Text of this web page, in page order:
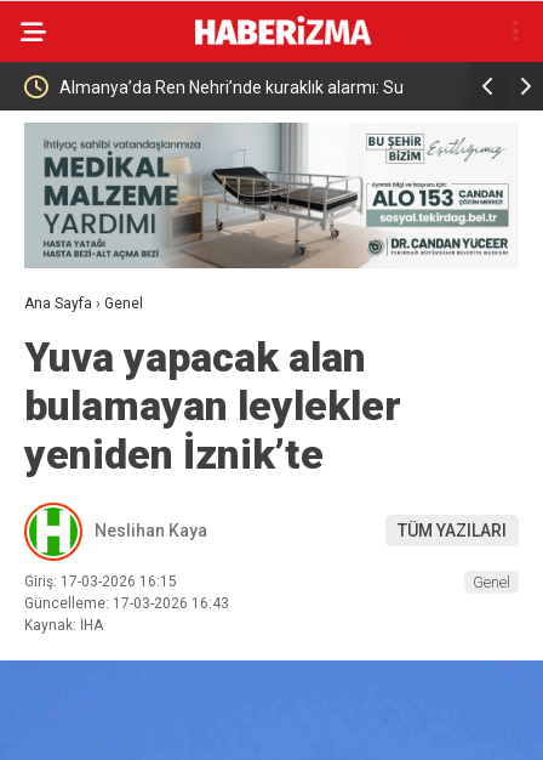
kuraklık alarmı: Su Uludağ’da çıkan orman yangını söndürüldü
Ana Sayfa › Genel
Yuva yapacak alan
bulamayan leylekler
yeniden İznik’te
Neslihan Kaya TÜM YAZILARI
Giriş: 17-03-2026 16:15
Güncelleme: 17-03-2026 16:43
Kaynak: İHA
Genel